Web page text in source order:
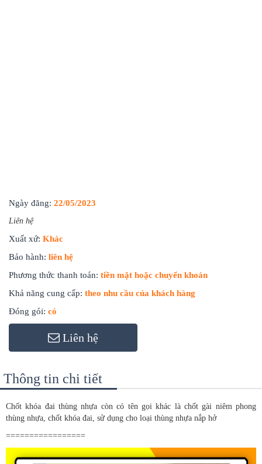
Ngày đăng: 22/05/2023
Liên hệ
Xuất xứ: Khác
Bảo hành: liên hệ
Phương thức thanh toán: tiền mặt hoặc chuyển khoản
Khả năng cung cấp: theo nhu cầu của khách hàng
Đóng gói: có
Liên hệ
Thông tin chi tiết
Chốt khóa đai thùng nhựa còn có tên gọi khác là chốt gài niêm phong
thùng nhựa, chốt khóa đai, sử dụng cho loại thùng nhựa nắp hở
=================